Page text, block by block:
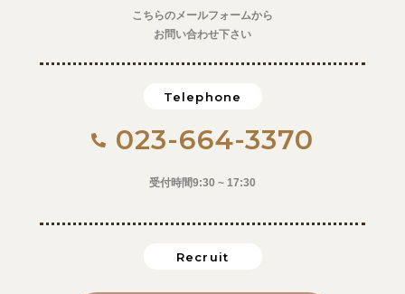
こちらのメールフォームから
お問い合わせ下さい
Telephone
023-664-3370
受付時間9:30 ~ 17:30
Recruit